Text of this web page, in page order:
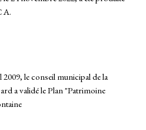
A.
le conseil municipal de la
a validé le Plan "Patrimoine